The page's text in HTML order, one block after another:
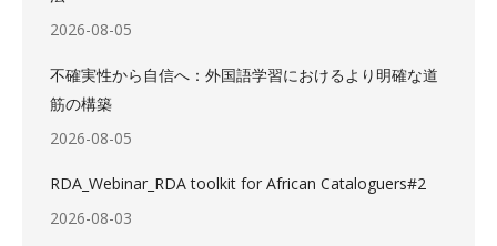
2026-08-05
不確実性から自信へ：外国語学習におけるより明確な道
筋の構築
2026-08-05
RDA_Webinar_RDA toolkit for African Cataloguers#2
2026-08-03